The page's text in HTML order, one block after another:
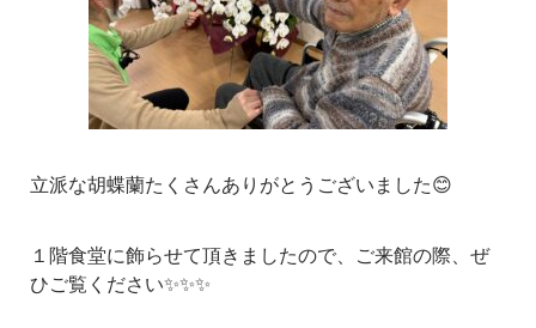
立派な胡蝶蘭たくさんありがとうございました😊
１階食堂に飾らせて頂きましたので、ご来館の際、ぜ
ひご覧ください✨✨✨